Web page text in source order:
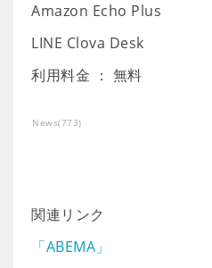
Amazon Echo Plus
LINE Clova Desk
利用料金 ： 無料
News(773)
関連リンク
「ABEMA」